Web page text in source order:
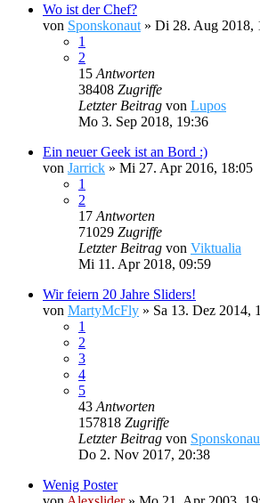
Wo ist der Chef?
von Sponskonaut » Di 28. Aug 2018,
1
2
15 Antworten
38408 Zugriffe
Letzter Beitrag von Lupos
Mo 3. Sep 2018, 19:36
Ein neuer Geek ist an Bord :)
von Jarrick » Mi 27. Apr 2016, 18:05
1
2
17 Antworten
71029 Zugriffe
Letzter Beitrag von Viktualia
Mi 11. Apr 2018, 09:59
Wir feiern 20 Jahre Sliders!
von MartyMcFly » Sa 13. Dez 2014,
1
2
3
4
5
43 Antworten
157818 Zugriffe
Letzter Beitrag von
Do 2. Nov 2017, 20:38
Wenig Poster